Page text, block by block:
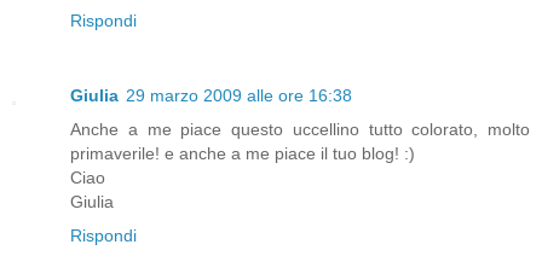
Rispondi
Giulia 29 marzo 2009 alle ore 16:38
Anche a me piace questo uccellino tutto colorato, molto
primaverile! e anche a me piace il tuo blog! :)
Ciao
Giulia
Rispondi